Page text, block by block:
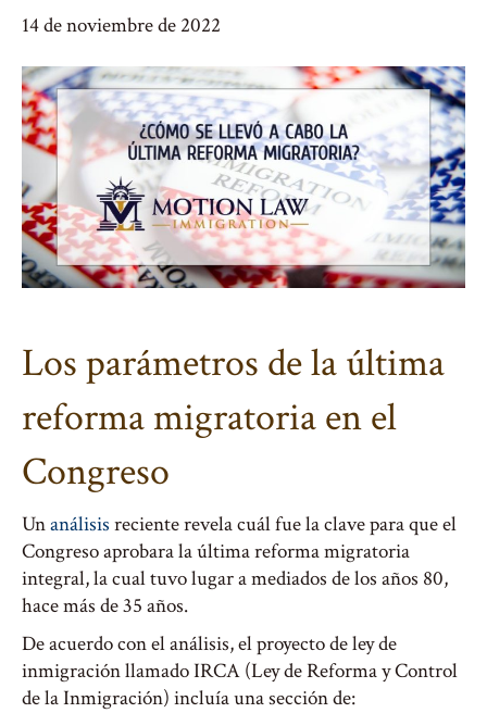
14 de noviembre de 2022
Los parámetros de la última
reforma migratoria en el
Congreso
Unanálisis reciente revela cuál fue la clave para que el
Congreso aprobara la última reforma migratoria
integral, la cual tuvo lugar a mediados de los años 80,
hace más de 35 años.
De acuerdo con el análisis, el proyecto de ley de
inmigración llamado IRCA (Ley de Reforma y Control
de la Inmigración) incluía una sección de: